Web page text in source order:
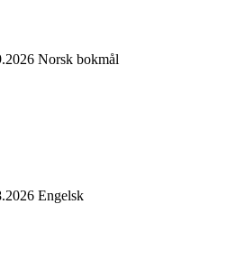
Norsk bokmål
Engelsk